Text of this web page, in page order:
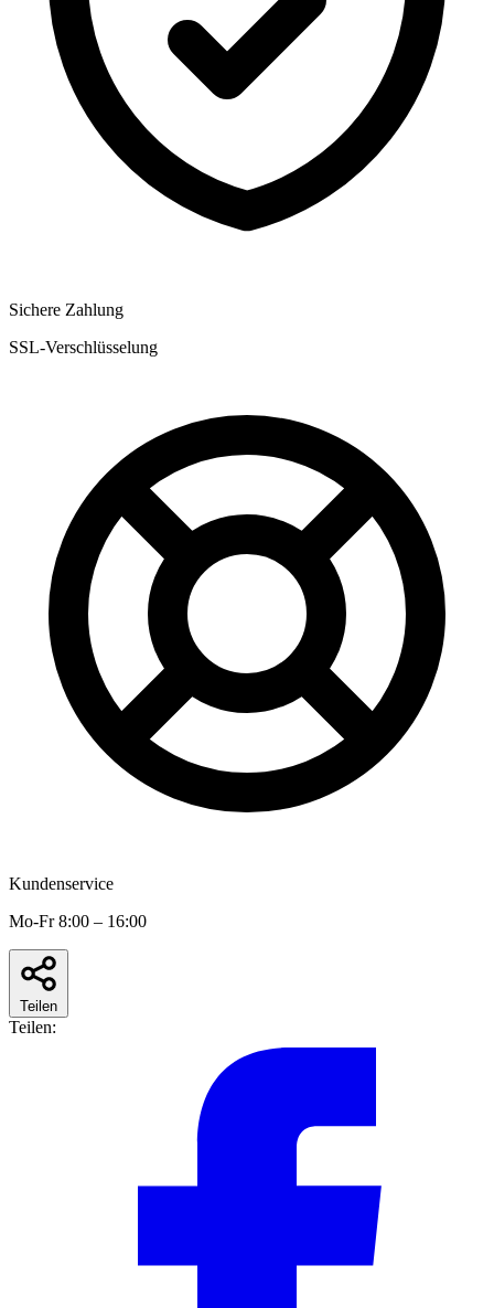
Sichere Zahlung
SSL-Verschlüsselung
Kundenservice
Mo-Fr 8:00 – 16:00
Teilen
Teilen: